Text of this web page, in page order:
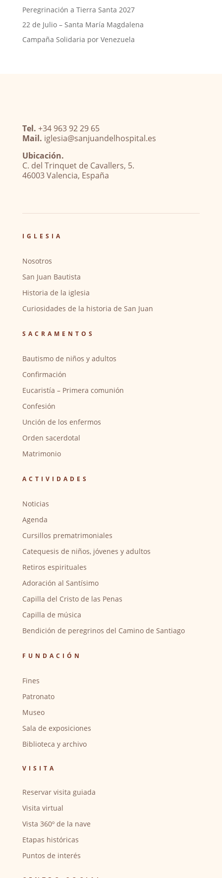
Peregrinación a Tierra Santa 2027
22 de Julio – Santa María Magdalena
Campaña Solidaria por Venezuela
Tel. +34 963 92 29 65
Mail. iglesia@sanjuandelhospital.es
Ubicación.
C. del Trinquet de Cavallers, 5.
46003 Valencia, España
IGLESIA
Nosotros
San Juan Bautista
Historia de la iglesia
Curiosidades de la historia de San Juan
SACRAMENTOS
Bautismo de niños y adultos
Confirmación
Eucaristía – Primera comunión
Confesión
Unción de los enfermos
Orden sacerdotal
Matrimonio
ACTIVIDADES
Noticias
Agenda
Cursillos prematrimoniales
Catequesis de niños, jóvenes y adultos
Retiros espirituales
Adoración al Santísimo
Capilla del Cristo de las Penas
Capilla de música
Bendición de peregrinos del Camino de Santiago
FUNDACIÓN
Fines
Patronato
Museo
Sala de exposiciones
Biblioteca y archivo
VISITA
Reservar visita guiada
Visita virtual
Vista 360º de la nave
Etapas históricas
Puntos de interés